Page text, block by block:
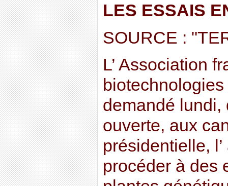
LES ESSAIS
SOURCE :
L’ Association
demandé lundi,
ouverte, aux
présidentielle,
procéder à des